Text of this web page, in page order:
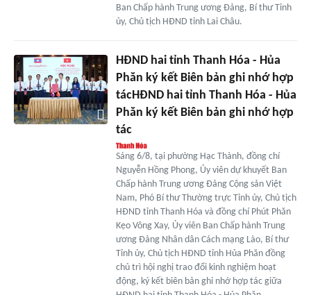
Ban Chấp hành Trung ương Đảng, Bí thư Tỉnh
ủy, Chủ tịch HĐND tỉnh Lai Châu.
HĐND hai tỉnh Thanh Hóa - Hủa
Phăn ký kết Biên bản ghi nhớ hợp
tácHĐND hai tỉnh Thanh Hóa - Hủa
Phăn ký kết Biên bản ghi nhớ hợp
tác
Sáng 6/8, tại phường Hạc Thành, đồng chí
Nguyễn Hồng Phong, Ủy viên dự khuyết Ban
Chấp hành Trung ương Đảng Cộng sản Việt
Nam, Phó Bí thư Thường trực Tỉnh ủy, Chủ tịch
HĐND tỉnh Thanh Hóa và đồng chí Phút Phăn
Kẹo Vông Xay, Ủy viên Ban Chấp hành Trung
ương Đảng Nhân dân Cách mạng Lào, Bí thư
Tỉnh ủy, Chủ tịch HĐND tỉnh Hủa Phăn đồng
chủ trì hội nghị trao đổi kinh nghiệm hoạt
động, ký kết biên bản ghi nhớ hợp tác giữa